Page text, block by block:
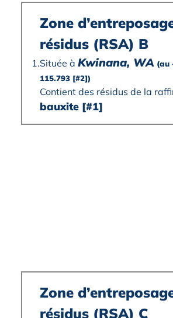
1.
Zone
résidus (RSA) B
Située à Kwinana, WA (au
115.793 [#2])
Contient des résidus de la
bauxite [#1]
Zone
résidus (RSA) C